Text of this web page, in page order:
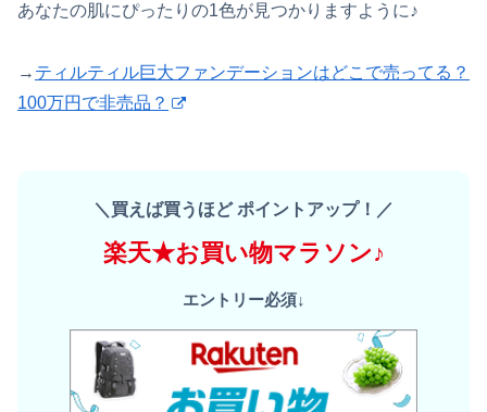
あなたの肌にぴったりの1色が見つかりますように♪
→ ティルティル巨大ファンデーションはどこで売ってる？
100万円で非売品？
＼買えば買うほど ポイントアップ！／
楽天★お買い物マラソン♪
エントリー必須↓